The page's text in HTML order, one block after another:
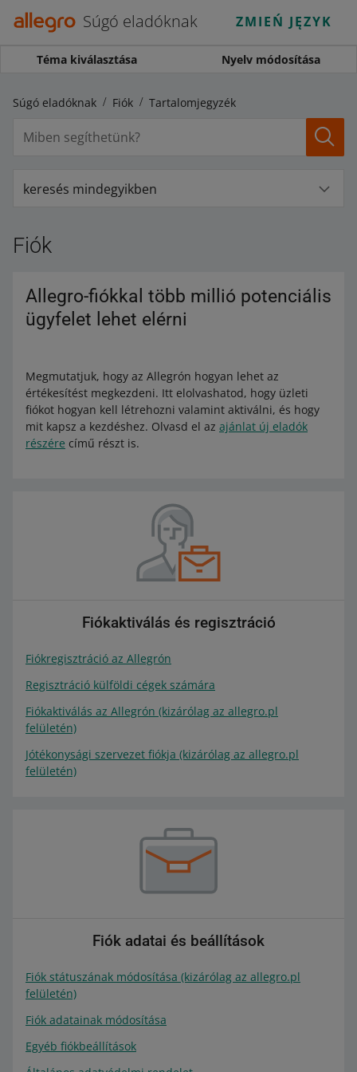
Súgó eladóknak ZMIEŃ JĘZYK
Téma kiválasztása Nyelv módosítása
Súgó eladóknak Fiók Tartalomjegyzék
keresés mindegyikben
Fiók
Allegro-fiókkal több millió potenciális
ügyfelet lehet elérni
Megmutatjuk, hogy az Allegrón hogyan lehet az
értékesítést megkezdeni. Itt elolvashatod, hogy üzleti
fiókot hogyan kell létrehozni valamint aktiválni, és hogy
mit kapsz a kezdéshez. Olvasd el az ajánlat új eladók
részére című részt is.
Fiókaktiválás és regisztráció
Fiókregisztráció az Allegrón
Regisztráció külföldi cégek számára
Fiókaktiválás az Allegrón (kizárólag az allegro.pl
felületén)
Jótékonysági szervezet fiókja (kizárólag az allegro.pl
felületén)
Fiók adatai és beállítások
Fiók státuszának módosítása (kizárólag az allegro.pl
felületén)
Fiók adatainak módosítása
Egyéb fiókbeállítások